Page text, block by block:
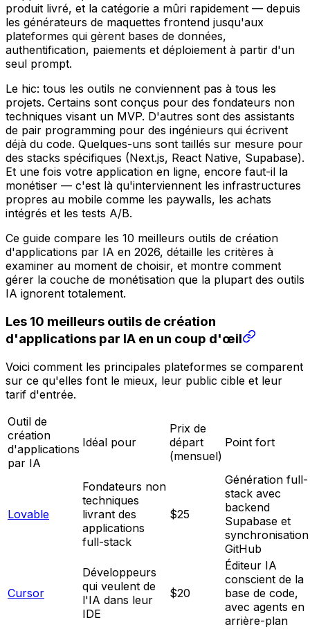
produit livré, et la catégorie a mûri rapidement — depuis
les générateurs de maquettes frontend jusqu'aux
plateformes qui gèrent bases de données,
authentification, paiements et déploiement à partir d'un
seul prompt.
Le hic: tous les outils ne conviennent pas à tous les
projets. Certains sont conçus pour des fondateurs non
techniques visant un MVP. D'autres sont des assistants
de pair programming pour des ingénieurs qui écrivent
déjà du code. Quelques-uns sont taillés sur mesure pour
des stacks spécifiques (Next.js, React Native, Supabase).
Et une fois votre application en ligne, encore faut-il la
monétiser — c'est là qu'interviennent les infrastructures
propres au mobile comme les paywalls, les achats
intégrés et les tests A/B.
Ce guide compare les 10 meilleurs outils de création
d'applications par IA en 2026, détaille les critères à
examiner au moment de choisir, et montre comment
gérer la couche de monétisation que la plupart des outils
IA ignorent totalement.
Les 10 meilleurs outils de création
d'applications par IA en un coup d'œil
Voici comment les principales plateformes se comparent
sur ce qu'elles font le mieux, leur public cible et leur
tarif d'entrée.
Outil de
création
d'applications
par IA
Idéal pour
Prix de
départ
(mensuel)
Point fort
Lovable
Fondateurs non
techniques
livrant des
applications
full-stack
$25
Génération full-
stack avec
backend
Supabase et
synchronisation
GitHub
Cursor
Développeurs
qui veulent de
l'IA dans leur
IDE
$20
Éditeur IA
conscient de la
base de code,
avec agents en
arrière-plan